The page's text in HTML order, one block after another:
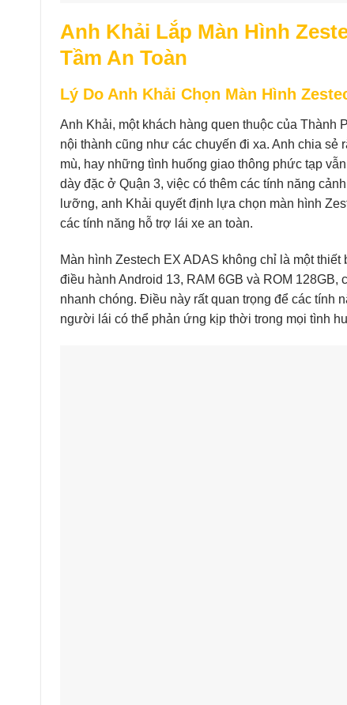
Anh Khải Lắp Màn Hình
Tầm An Toàn
Lý Do Anh Khải Chọn Màn Hình
Anh Khải, một khách hàng quen thuộc của
nội thành cũng như các chuyến đi xa. Anh chia
mù, hay những tình huống giao thông phức tạp
dày đặc ở Quận 3, việc có thêm các tính năng
lưỡng, anh Khải quyết định lựa chọn màn hình
các tính năng hỗ trợ lái xe an toàn.
Màn hình Zestech EX ADAS không chỉ là một
điều hành Android 13, RAM 6GB và ROM
nhanh chóng. Điều này rất quan trọng để các tính
người lái có thể phản ứng kịp thời trong mọi tình